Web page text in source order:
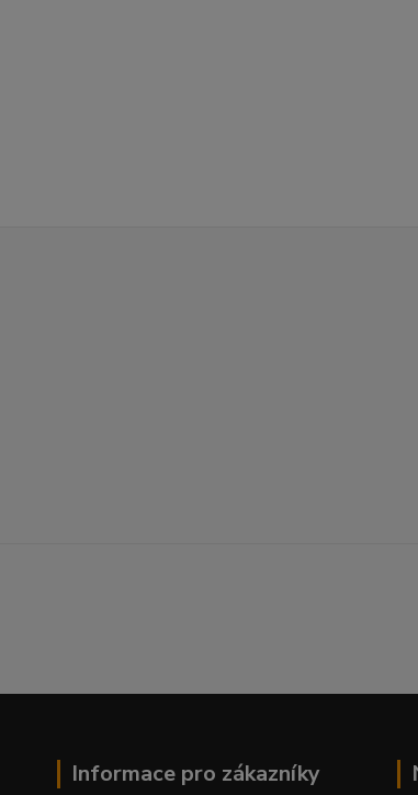
Informace pro zákazníky